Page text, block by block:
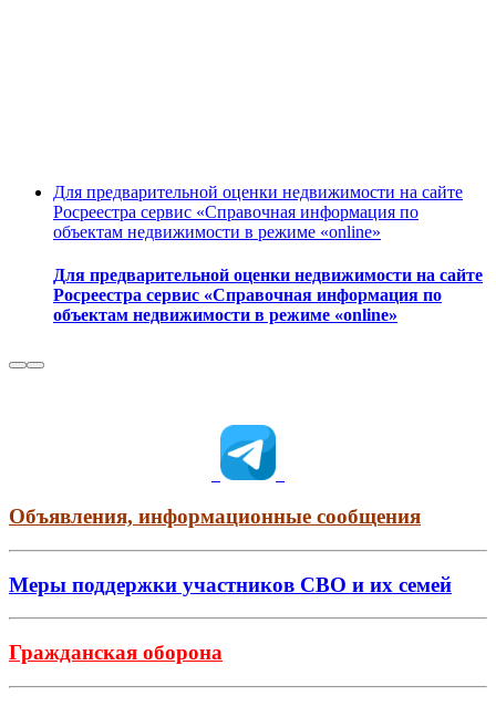
Для предварительной оценки недвижимости на сайте
Росреестра сервис «Справочная информация по
объектам недвижимости в режиме «online»
Для предварительной оценки недвижимости на сайте
Росреестра сервис «Справочная информация по
объектам недвижимости в режиме «online»
Объявления, информационные сообщения
Меры поддержки участников СВО и их семей
Гражданская оборона